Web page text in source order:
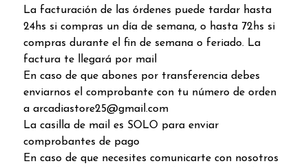
La facturación de las órdenes puede tardar hasta
24hs si compras un día de semana, o hasta 72hs si
compras durante el fin de semana o feriado. La
factura te llegará por mail
En caso de que abones por transferencia debes
enviarnos el comprobante con tu número de orden
a arcadiastore25@gmail.com
La casilla de mail es SOLO para enviar
comprobantes de pago
En caso de que necesites comunicarte con nosotros